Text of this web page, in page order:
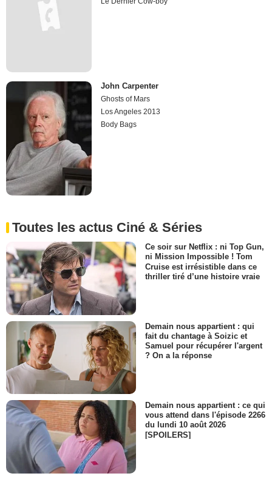
John Carpenter
Ghosts of Mars
Los Angeles 2013
Body Bags
Toutes les actus Ciné & Séries
Ce soir sur Netflix : ni Top Gun,
ni Mission Impossible ! Tom
Cruise est irrésistible dans ce
thriller tiré d’une histoire vraie
Demain nous appartient : qui
fait du chantage à Soizic et
Samuel pour récupérer l'argent
? On a la réponse
Demain nous appartient : ce qui
vous attend dans l'épisode 2266
du lundi 10 août 2026
[SPOILERS]